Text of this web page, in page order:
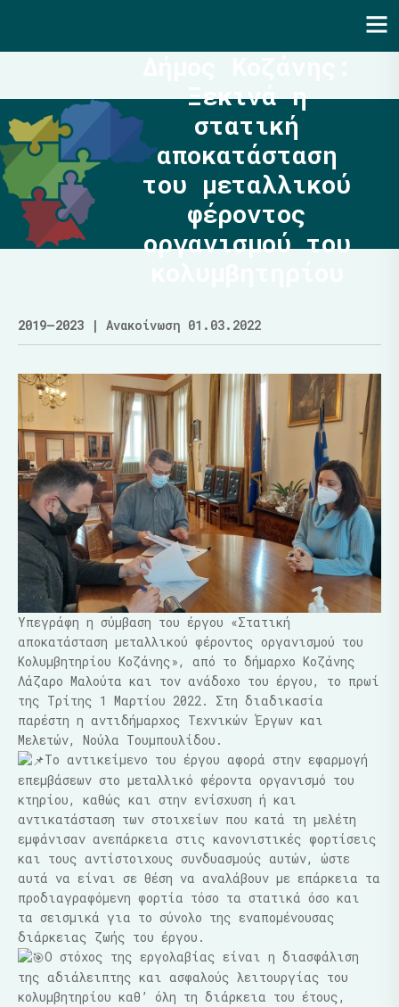
Ξεκινά η
στατική
αποκατάσταση
του μεταλλικού
φέροντος
οργανισμού του
2019–2023 | Ανακοίνωση 01.03.2022
Υπεγράφη η σύμβαση του έργου «Στατική
αποκατάσταση μεταλλικού φέροντος οργανισμού του
Κολυμβητηρίου Κοζάνης», από το δήμαρχο Κοζάνης
Λάζαρο Μαλούτα και τον ανάδοχο του έργου, το πρωί
της Τρίτης 1 Μαρτίου 2022. Στη διαδικασία
παρέστη η αντιδήμαρχος Τεχνικών Έργων και
Μελετών, Νούλα Τουμπουλίδου.
Το αντικείμενο του έργου αφορά στην εφαρμογή
επεμβάσεων στο μεταλλικό φέροντα οργανισμό του
κτηρίου, καθώς και στην ενίσχυση ή και
αντικατάσταση των στοιχείων που κατά τη μελέτη
εμφάνισαν ανεπάρκεια στις κανονιστικές φορτίσεις
και τους αντίστοιχους συνδυασμούς αυτών, ώστε
αυτά να είναι σε θέση να αναλάβουν με επάρκεια τα
προδιαγραφόμενη φορτία τόσο τα στατικά όσο και
τα σεισμικά για το σύνολο της εναπομένουσας
διάρκειας ζωής του έργου.
Ο στόχος της εργολαβίας είναι η διασφάλιση
της αδιάλειπτης και ασφαλούς λειτουργίας του
κολυμβητηρίου καθ’ όλη τη διάρκεια του έτους,